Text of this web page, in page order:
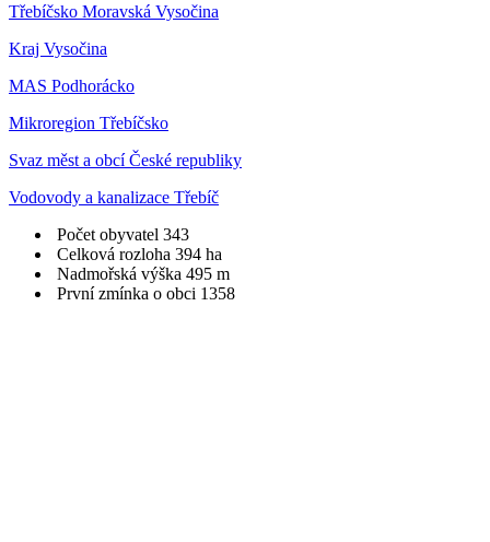
Třebíčsko Moravská Vysočina
Kraj Vysočina
MAS Podhorácko
Mikroregion Třebíčsko
Svaz měst a obcí České republiky
Vodovody a kanalizace Třebíč
Počet obyvatel 343
Celková rozloha 394 ha
Nadmořská výška 495 m
První zmínka o obci 1358